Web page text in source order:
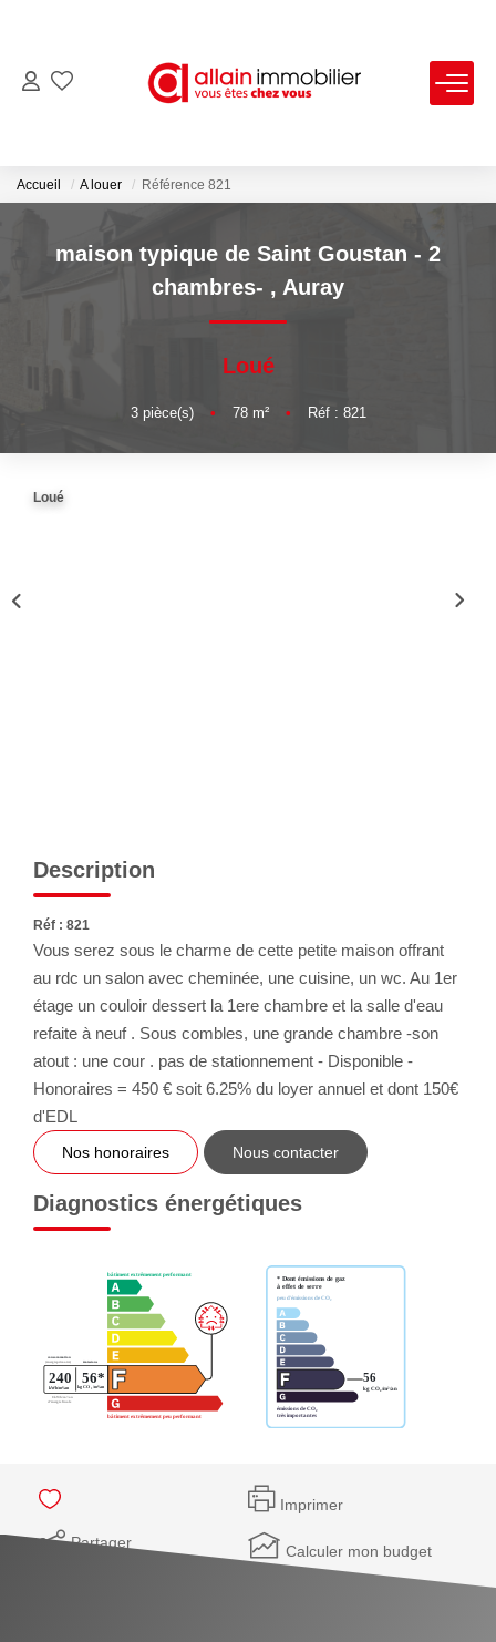
LOCATIONS
ESTIMATION
NOS AGENCES
Accueil A louer Référence 821
maison typique de Saint Goustan - 2
chambres- , Auray
Loué
3pièce(s) • 78m² • Réf : 821
Loué
Description
Réf : 821
Vous serez sous le charme de cette petite maison offrant
au rdc un salon avec cheminée, une cuisine, un wc. Au 1er
étage un couloir dessert la 1ere chambre et la salle d'eau
refaite à neuf . Sous combles, une grande chambre -son
atout : une cour . pas de stationnement - Disponible -
Honoraires = 450 € soit 6.25% du loyer annuel et dont 150€
d'EDL
Nos honoraires Nous contacter
Diagnostics énergétiques
Imprimer
Partager Calculer mon budget